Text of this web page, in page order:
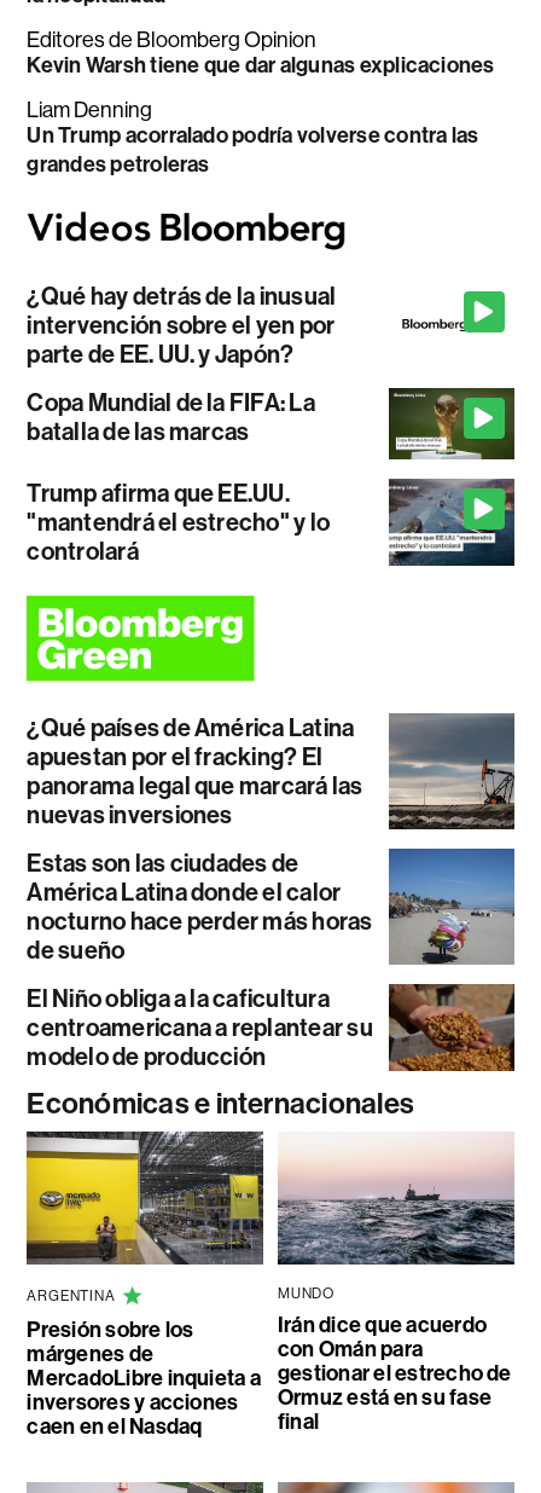
Editores de Bloomberg Opinion
Kevin Warsh tiene que dar algunas explicaciones
Liam Denning
Un Trump acorralado podría volverse contra las
grandes petroleras
¿Qué hay detrás de la inusual
intervención sobre el yen por
parte de EE. UU. y Japón?
Copa Mundial de la FIFA: La
batalla de las marcas
Trump afirma que EE.UU.
"mantendrá el estrecho" y lo
controlará
¿Qué países de América Latina
apuestan por el fracking? El
panorama legal que marcará las
nuevas inversiones
Estas son las ciudades de
América Latina donde el calor
nocturno hace perder más horas
de sueño
El Niño obliga a la caficultura
centroamericana a replantear su
modelo de producción
Económicas e internacionales
ARGENTINA
Presión sobre los
márgenes de
MercadoLibre inquieta a
inversores y acciones
caen en el Nasdaq
MUNDO
Irán dice que acuerdo
con Omán para
gestionar el estrecho de
Ormuz está en su fase
final